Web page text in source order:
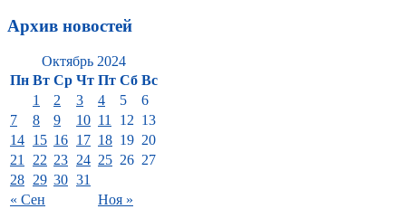
Архив новостей
Октябрь 2024
Пн Вт Ср Чт Пт Сб Вс
« Сен Ноя »
1 2 3 4 5
6
7
8 9 10 11 12 13
14 15 16 17 18 19 20
21
22 23 24 25 26 27
28 29 30 31